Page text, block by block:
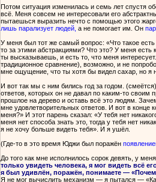
Потом ситуация изменилась и семь лет спустя
всё. Меня совсем не интересовали его
пытаешься выразить нечто с помощью этого
лишь парализует людей, а не помогает им. Он
У меня был тот же самый вопрос: «Что такое
то за этими абстракциями? Что это? У меня
ты высказываешь, и есть то, что меня
традиционное сравнение), возможно, и не
мне ощущение, что ты хотя бы видел сахар, но я
И вот так мы с ним бились год за годом.
ответов, которых он не давал по каким-то
прошлое на дерево и оставь всё это людям.
мне удовлетворительных ответов. И вот в конце
меня?» И этот парень сказал: «У тебя нет
меня нет способа знать это, тогда у тебя нет
я не хочу больше видеть тебя». И я ушёл.
(Где-то в это время Юджи был поражён
До того как мне исполнилось сорок девять, у
только увидеть человека, я мог видеть всё
я был удивлён, поражён, понимаете —
Я не мог вычислить механизм — я пытался —